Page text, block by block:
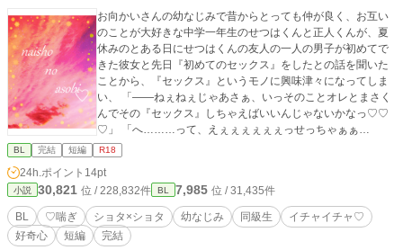
お向かいさんの幼なじみで昔からとっても仲が良く、お互い
のことが大好きな中学一年生のせつはくんと正人くんが、夏
休みのとある日にせつはくんの友人の一人の男子が初めてで
きた彼女と先日『初めてのセックス』をしたとの話を聞いた
ことから、『セックス』というモノに興味津々になってしま
い、 「――ねぇねぇじゃあさぁ、いっそのことオレとまさく
んでその『セックス』しちゃえばいいんじゃないかなっ♡♡
♡」 「へ………って、えぇぇぇぇぇぇっせっちゃぁぁ
ん！！？？？？」 なんていうとんでも提案によって、結局仲
良し幼なじみの二人でセックスもとい『ナイショの遊び♡』
をし始め出してちゃって――…♡♡♡ な、イチャラブ話でご
ざいます♪ 意外と書いたことのなかったショタ同士のえちち
ストーリー（中一はもうショタじゃねぇよっ！？ という方
がいらっしゃったらすみませんです…）ですが、結局いつも
のドロドロえろ話だったりしますワハハ笑 ※ R-18エロも
BL 完結 短編 R18
24h.ポイント 14pt
小説 30,821 位 / 228,832件 BL 7,985 位 / 31,435件
BL ♡喘ぎ ショタ×ショタ 幼なじみ 同級生
イチャイチャ♡
好奇心
短編 完結